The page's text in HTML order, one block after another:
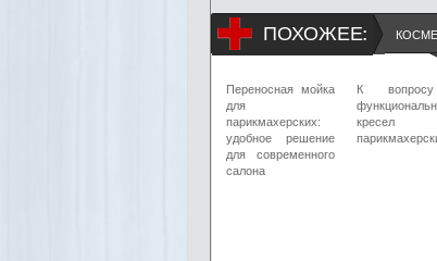
ПОХОЖЕЕ:
Переносная мойка
для
парикмахерских:
удобное решение
для современного
салона
К
кресел